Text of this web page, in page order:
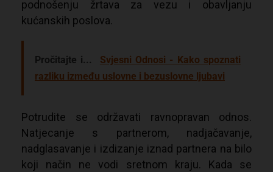
podnošenju žrtava za vezu i obavljanju
kućanskih poslova.
Pročitajte i...
Svjesni Odnosi - Kako spoznati
razliku između uslovne i bezuslovne ljubavi
Potrudite se održavati ravnopravan odnos.
Natjecanje s partnerom, nadjačavanje,
nadglasavanje i izdizanje iznad partnera na bilo
koji način ne vodi sretnom kraju. Kada se